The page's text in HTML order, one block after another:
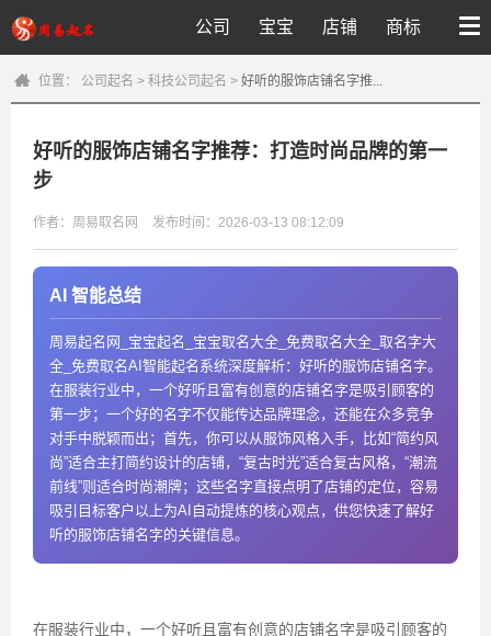
公司 宝宝 店铺 商标
位置： 公司起名 > 科技公司起名 > 好听的服饰店铺名字推...
好听的服饰店铺名字推荐：打造时尚品牌的第一
步
作者：周易取名网 发布时间：2026-03-13 08:12:09
AI 智能总结
周易起名网_宝宝起名_宝宝取名大全_免费取名大全_取名字大
全_免费取名AI智能起名系统深度解析：好听的服饰店铺名字。
在服装行业中，一个好听且富有创意的店铺名字是吸引顾客的
第一步；一个好的名字不仅能传达品牌理念，还能在众多竞争
对手中脱颖而出；首先，你可以从服饰风格入手，比如“简约风
尚”适合主打简约设计的店铺，“复古时光”适合复古风格，“潮流
前线”则适合时尚潮牌；这些名字直接点明了店铺的定位，容易
吸引目标客户以上为AI自动提炼的核心观点，供您快速了解好
听的服饰店铺名字的关键信息。
在服装行业中，一个好听且富有创意的店铺名字是吸引顾客的